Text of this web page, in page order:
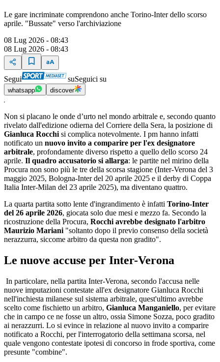
Le gare incriminate comprendono anche Torino-Inter dello scorso
aprile. "Bussate" verso l'archiviazione
08 Lug 2026 - 08:43
08 Lug 2026 - 08:43
Segui suSeguici su
whatsapp discover
Non si placano le onde d’urto nel mondo arbitrale e, secondo quanto
rivelato dall'edizione odierna del Corriere della Sera, la posizione di
Gianluca Rocchi si complica notevolmente. I pm hanno infatti
notificato un nuovo invito a comparire per l'ex designatore
arbitrale, profondamente diverso rispetto a quello dello scorso 24
aprile. Il quadro accusatorio si allarga: le partite nel mirino della
Procura non sono più le tre della scorsa stagione (Inter-Verona del 3
maggio 2025, Bologna-Inter del 20 aprile 2025 e il derby di Coppa
Italia Inter-Milan del 23 aprile 2025), ma diventano quattro.
La quarta partita sotto lente d'ingrandimento è infatti Torino-Inter
del 26 aprile 2026, giocata solo due mesi e mezzo fa. Secondo la
ricostruzione della Procura, Rocchi avrebbe designato l'arbitro
Maurizio Mariani "soltanto dopo il previo consenso della società
nerazzurra, siccome arbitro da questa non gradito".
Le nuove accuse per Inter-Verona
In particolare, nella partita Inter-Verona, secondo l'accusa nelle
nuove imputazioni contestate all'ex designatore Gianluca Rocchi
nell'inchiesta milanese sul sistema arbitrale, quest'ultimo avrebbe
scelto come fischietto un arbitro, Gianluca Manganiello, per evitare
che in campo ce ne fosse un altro, ossia Simone Sozza, poco gradito
ai nerazzurri. Lo si evince in relazione al nuovo invito a comparire
notificato a Rocchi, per l'interrogatorio della settimana scorsa, nel
quale vengono contestate ipotesi di concorso in frode sportiva, come
presunte "combine".